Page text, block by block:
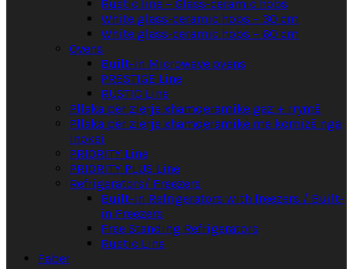
Rustic line – Glass-ceramic hobs
White glass-ceramic hobs – 30 cm
White glass-ceramic hobs – 60 cm
Ovens
Built-in Microwave ovens
PRESTIGE Line
RUSTIC Line
Pllaka për zierje xhamqeramikë gaz + rrymë
Pllaka për zierje xhamqeramikë me kornizë nga
inoksi
PRIORITY Line
PRIORITY PLUS Line
Refrigerators/ Freezers
Built-in Refrigerators with freezers / Built-
in Freezers
Free Standing Refrigerators
Rustic Line
Faber